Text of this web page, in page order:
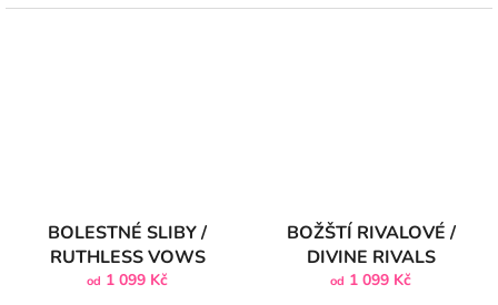
BOLESTNÉ SLIBY /
RUTHLESS VOWS
od 1 099 Kč
BOŽŠTÍ RIVALOVÉ /
DIVINE RIVALS
od 1 099 Kč